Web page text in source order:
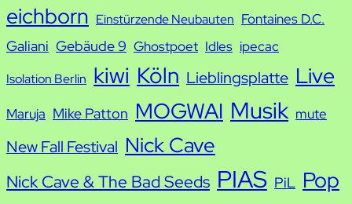
eichborn Einstürzende Neubauten Fontaines D.C.
Galiani Gebäude 9 Ghostpoet Idles ipecac
Isolation Berlin kiwi Köln Lieblingsplatte Live
Maruja Mike Patton MOGWAI Musik mute
New Fall Festival Nick Cave
Nick Cave & The Bad Seeds PIAS PiL Pop